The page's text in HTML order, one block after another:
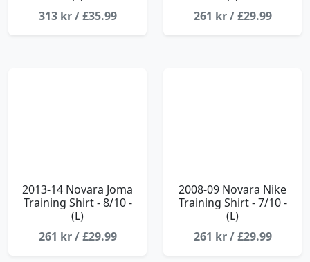
313 kr / £35.99
261 kr / £29.99
2013-14 Novara Joma
Training Shirt - 8/10 -
(L)
261 kr / £29.99
2008-09 Novara Nike
Training Shirt - 7/10 -
(L)
261 kr / £29.99